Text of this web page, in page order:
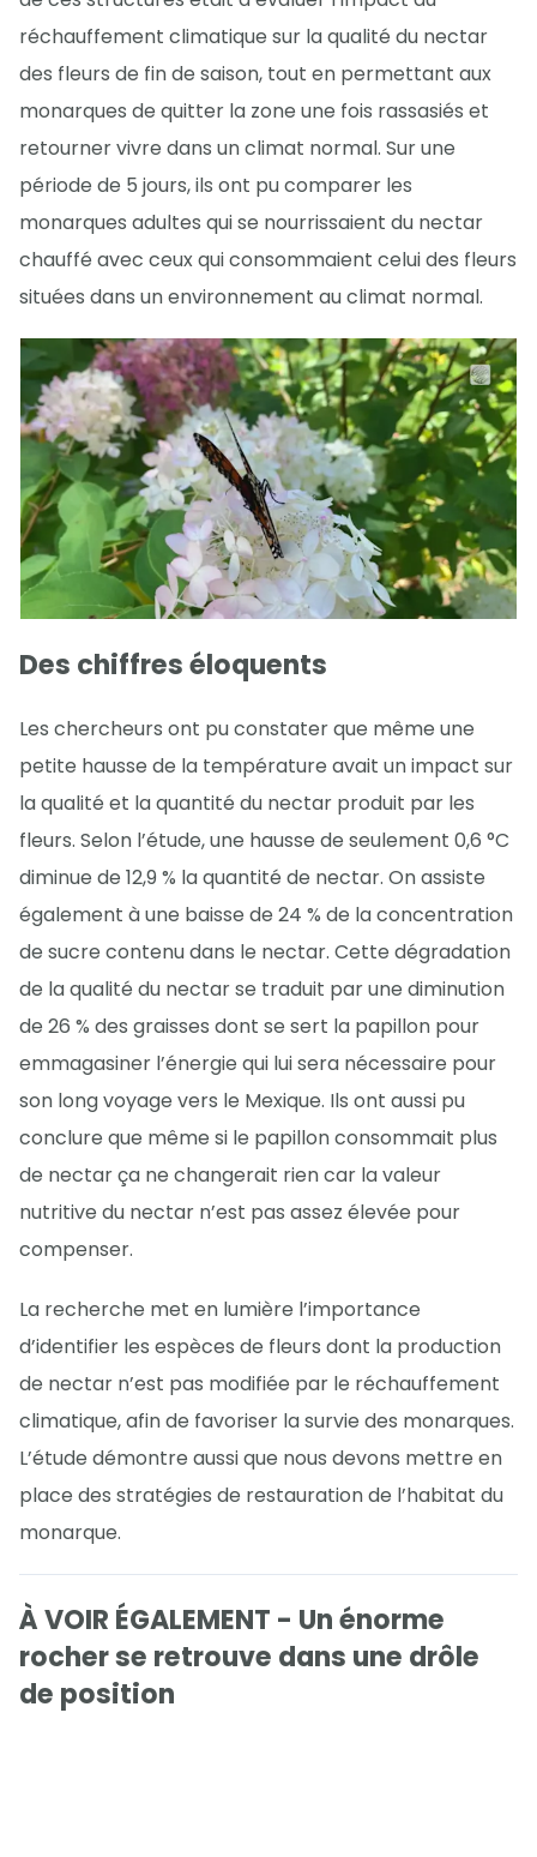
réchauffement climatique sur la qualité du nectar
des fleurs de fin de saison, tout en permettant aux
monarques de quitter la zone une fois rassasiés et
retourner vivre dans un climat normal. Sur une
période de 5 jours, ils ont pu comparer les
monarques adultes qui se nourrissaient du nectar
chauffé avec ceux qui consommaient celui des fleurs
situées dans un environnement au climat normal.
Des chiffres éloquents
Les chercheurs ont pu constater que même une
petite hausse de la température avait un impact sur
la qualité et la quantité du nectar produit par les
fleurs. Selon l’étude, une hausse de seulement 0,6 °C
diminue de 12,9 % la quantité de nectar. On assiste
également à une baisse de 24 % de la concentration
de sucre contenu dans le nectar. Cette dégradation
de la qualité du nectar se traduit par une diminution
de 26 % des graisses dont se sert la papillon pour
emmagasiner l’énergie qui lui sera nécessaire pour
son long voyage vers le Mexique. Ils ont aussi pu
conclure que même si le papillon consommait plus
de nectar ça ne changerait rien car la valeur
nutritive du nectar n’est pas assez élevée pour
compenser.
La recherche met en lumière l’importance
d’identifier les espèces de fleurs dont la production
de nectar n’est pas modifiée par le réchauffement
climatique, afin de favoriser la survie des monarques.
L’étude démontre aussi que nous devons mettre en
place des stratégies de restauration de l’habitat du
monarque.
À VOIR ÉGALEMENT - Un énorme
rocher se retrouve dans une drôle
de position